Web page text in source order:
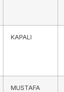
KAPALI
MUSTAFA